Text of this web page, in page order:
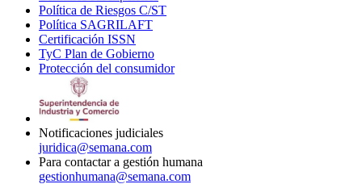
window
in
Política de Riesgos C/ST
Política SAGRILAFT
new
window
Certificación ISSN
in
new
TyC Plan de Gobierno
in
Protección del consumidorOpens
Notificaciones judiciales
juridica@semana.com
Para contactar a gestión humana
gestionhumana@semana.com